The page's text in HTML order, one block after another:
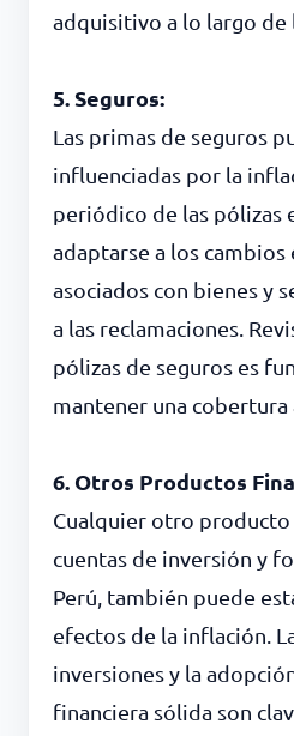
adquisitivo a lo largo de
5. Seguros:
Las primas de seguros
influenciadas por la
periódico de las pólizas
adaptarse a los cambios
asociados con bienes y
a las reclamaciones.
pólizas de seguros es
mantener una cobertura
6. Otros Productos
Cualquier otro
cuentas de inversión y
Perú, también puede
efectos de la inflación.
inversiones y la
financiera sólida son